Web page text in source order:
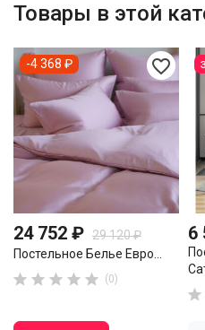
Товары в этой
favorite_border
24 752 ₽ 29 120 ₽
Постельное Белье Евро...
     (0)
-4 368 ₽
6
